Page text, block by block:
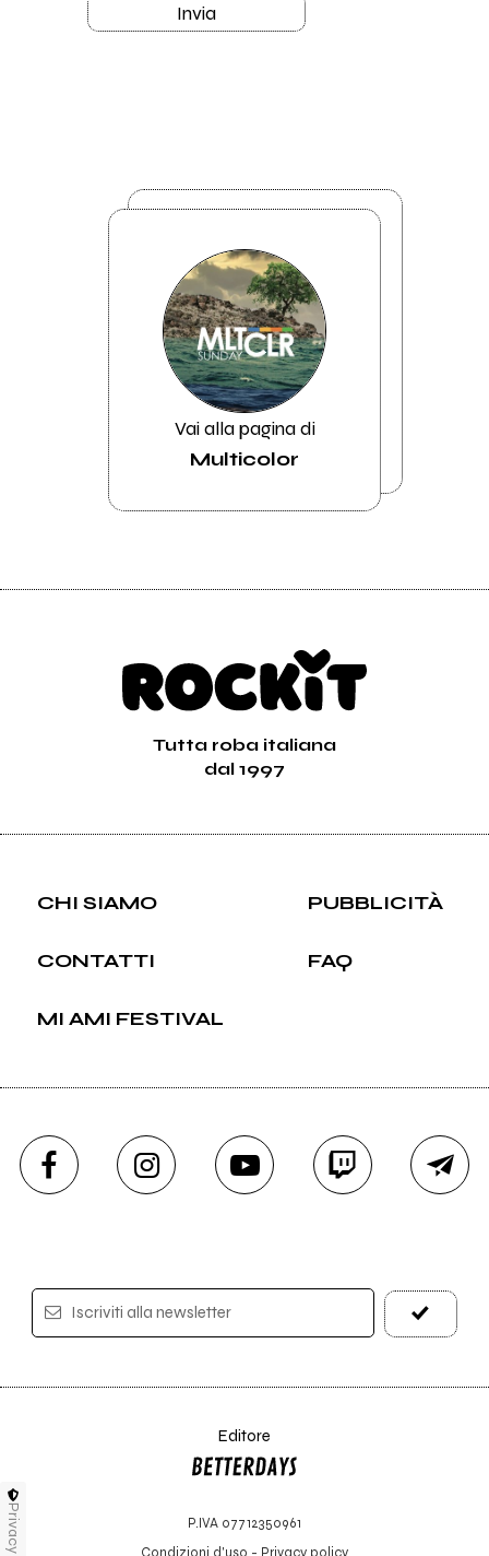
Invia
Vai alla pagina di
Multicolor
Tutta roba italiana
dal 1997
CHI SIAMO PUBBLICITÀ
CONTATTI FAQ
MI AMI FESTIVAL
Iscriviti alla newsletter
Editore
P.IVA 07712350961
Condizioni d'uso - Privacy policy
Privacy